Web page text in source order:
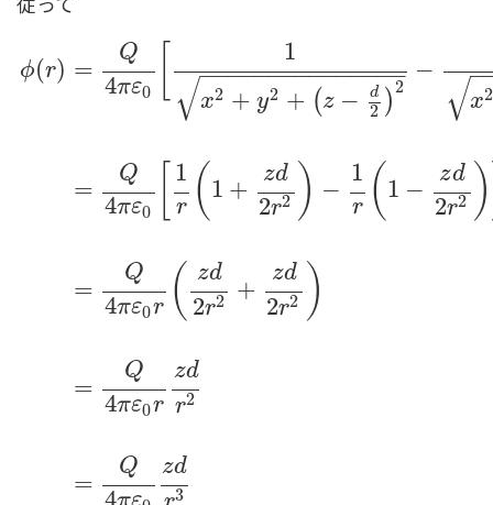
ϕ(r) =
=
=
=
=
Q
4πε0
1
x2 + y2 + (z − d
2 )2
− −
−−−−−−−−−−−−−
√
−
x2
−
√
Q
4πε0
1
r ( 1 +
zd
2r2 ) −
1
r ( 1 −
zd
2r2 )
Q
4πε0r ( zd
2r2 +
zd
2r2 )
Q
4πε0r
zd
r2
Q zd
3
ε0[1x2 y2+ 2− x2